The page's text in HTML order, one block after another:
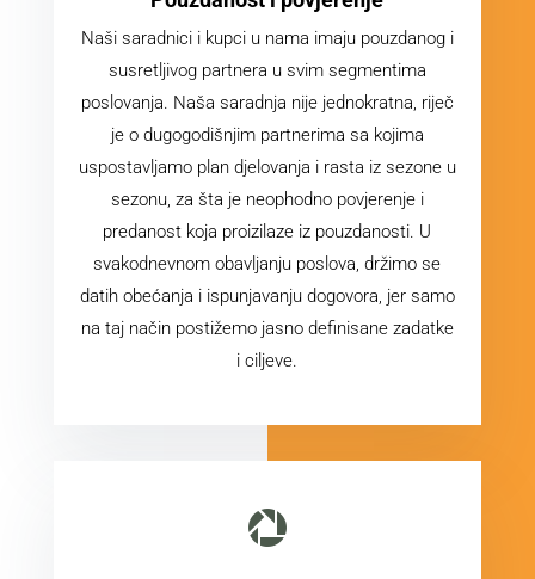
Naši saradnici i kupci u nama imaju pouzdanog i
susretljivog partnera u svim segmentima
poslovanja. Naša saradnja nije jednokratna, riječ
je o dugogodišnjim partnerima sa kojima
uspostavljamo plan djelovanja i rasta iz sezone u
sezonu, za šta je neophodno povjerenje i
predanost koja proizilaze iz pouzdanosti. U
svakodnevnom obavljanju poslova, držimo se
datih obećanja i ispunjavanju dogovora, jer samo
na taj način postižemo jasno definisane zadatke
i ciljeve.
